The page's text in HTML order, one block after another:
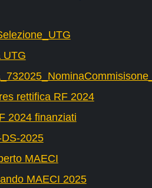
UTG
rettifica RF 2024
2024 finanziati
2025
MAECI
MAECI 2025